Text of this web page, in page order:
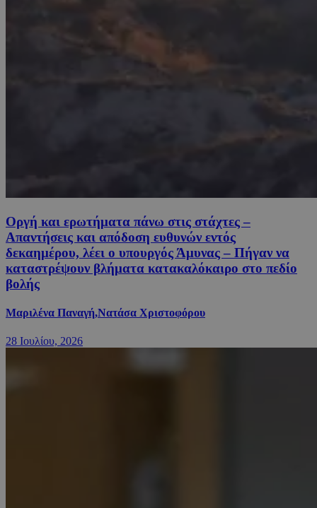
Οργή και ερωτήματα πάνω στις στάχτες –
Απαντήσεις και απόδοση ευθυνών εντός
δεκαημέρου, λέει ο υπουργός Άμυνας – Πήγαν να
καταστρέψουν βλήματα κατακαλόκαιρο στο πεδίο
βολής
Μαριλένα Παναγή,Νατάσα Χριστοφόρου
28 Ιουλίου, 2026